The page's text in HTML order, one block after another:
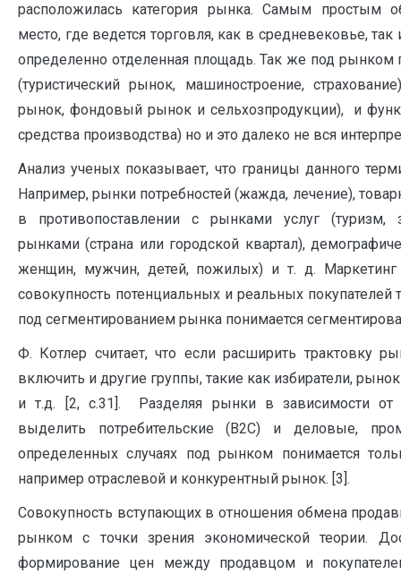
расположилась категория рынка. Самым простым
место, где ведется торговля, как в средневековье,
определенно отделенная площадь. Так же под рынком
(туристический рынок, машиностроение,
рынок, фондовый рынок и сельхозпродукции), и
средства производства) но и это далеко не вся
Анализ ученых показывает, что границы данного
Например, рынки потребностей (жажда, лечение),
в противопоставлении с рынками услуг (туризм,
рынками (страна или городской квартал),
женщин, мужчин, детей, пожилых) и т. д.
совокупность потенциальных и реальных покупателей
под сегментированием рынка понимается
Ф. Котлер считает, что если расширить трактовку
включить и другие группы, такие как избиратели,
и т.д. [2, с.31]. Разделяя рынки в зависимости от
выделить потребительские (В2С) и
определенных случаях под рынком понимается
например отраслевой и конкурентный рынок. [3].
Совокупность вступающих в отношения обмена
рынком с точки зрения экономической теории.
формирование цен между продавцом и